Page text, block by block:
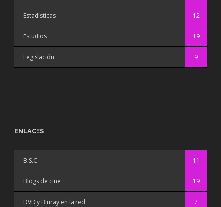
Estadísticas 12
Estudios 19
Legislación 9
ENLACES
B.S.O 11
Blogs de cine 19
DVD y Bluray en la red 7